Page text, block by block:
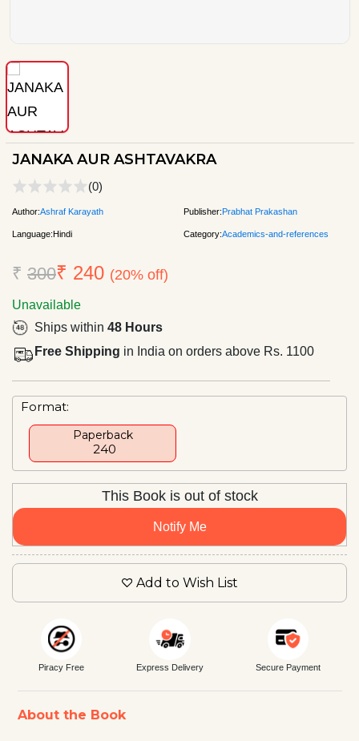
JANAKA AUR ASHTAVAKRA
(0)
Author:Ashraf Karayath Publisher:Prabhat Prakashan
Language:Hindi Category:Academics-and-references
₹ 300₹ 240 (20% off)
Unavailable
Ships within 48 Hours
Free Shipping in India on orders above Rs. 1100
Format:
Paperback
₹ 240
This Book is out of stock
Notify Me
Add to Wish List
Piracy Free Express Delivery Secure Payment
About the Book